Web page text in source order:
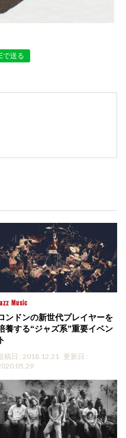
で送る
Music
ンドンの新世代プレイヤーを
養する“ジャズ系”重要イベン
ト
稿日 : 2018.12.21 更新日 :